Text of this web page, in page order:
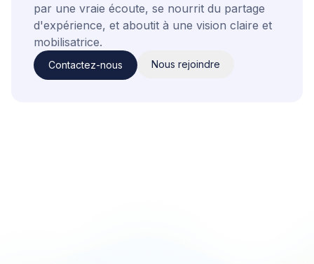
par une vraie écoute, se nourrit du partage
d'expérience, et aboutit à une vision claire et
mobilisatrice.
Contactez-nous Nous rejoindre